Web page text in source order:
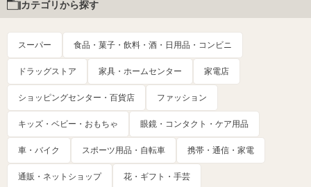
カテゴリから探す
スーパー 食品・菓子・飲料・酒・日用品・コンビニ
ドラッグストア 家具・ホームセンター 家電店
ショッピングセンター・百貨店 ファッション
キッズ・ベビー・おもちゃ 眼鏡・コンタクト・ケア用品
車・バイク スポーツ用品・自転車 携帯・通信・家電
通販・ネットショップ 花・ギフト・手芸